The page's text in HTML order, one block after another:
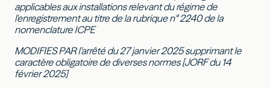
applicables aux installations relevant du régime de
l'enregistrement au titre de la rubrique n° 2240 de la
nomenclature ICPE
MODIFIES PAR l’arrêté du 27 janvier 2025 supprimant le
caractère obligatoire de diverses normes [JORF du 14
février 2025]